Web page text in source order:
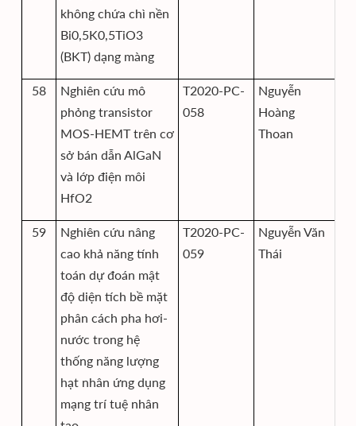
không chứa chì nền
Bi0,5K0,5TiO3
(BKT) dạng màng
58
Nghiên cứu mô
phỏng transistor
MOS-HEMT trên cơ
sở bán dẫn AlGaN
và lớp điện môi
HfO2
T2020-PC-
058
Nguyễn
Hoàng
Thoan
59
Nghiên cứu nâng
cao khả năng tính
toán dự đoán mật
độ diện tích bề mặt
phân cách pha hơi-
nước trong hệ
thống năng lượng
hạt nhân ứng dụng
mạng trí tuệ nhân
T2020-PC-
059
Nguyễn Văn
Thái